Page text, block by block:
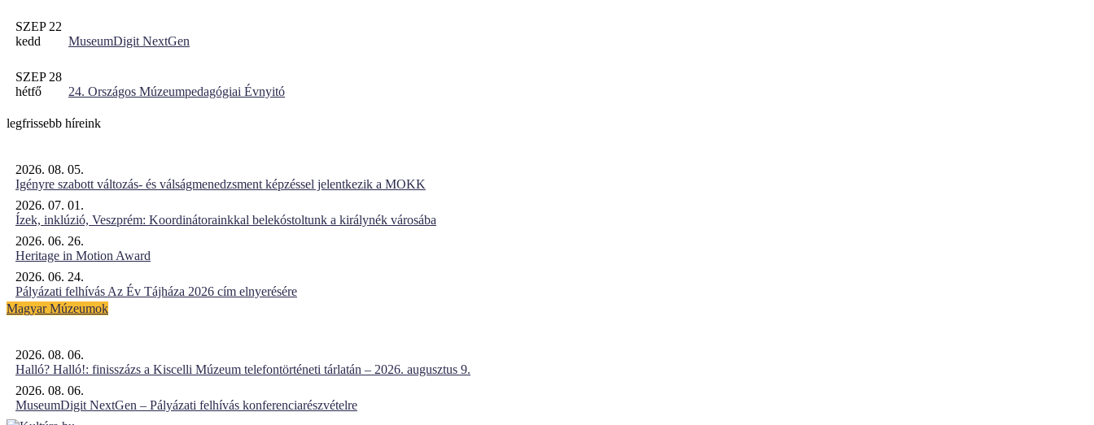
SZEP 22
kedd
MuseumDigit NextGen
SZEP 28
hétfő
24. Országos Múzeumpedagógiai Évnyitó
legfrissebb híreink
2026. 08. 05.
Igényre szabott változás- és válságmenedzsment képzéssel jelentkezik a MOKK
2026. 07. 01.
Ízek, inklúzió, Veszprém: Koordinátorainkkal belekóstoltunk a királynék városába
2026. 06. 26.
Heritage in Motion Award
2026. 06. 24.
Pályázati felhívás Az Év Tájháza 2026 cím elnyerésére
Magyar Múzeumok
2026. 08. 06.
Halló? Halló!: finisszázs a Kiscelli Múzeum telefontörténeti tárlatán – 2026. augusztus 9.
2026. 08. 06.
MuseumDigit NextGen – Pályázati felhívás konferenciarészvételre